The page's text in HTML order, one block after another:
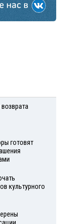
готовят
культурного